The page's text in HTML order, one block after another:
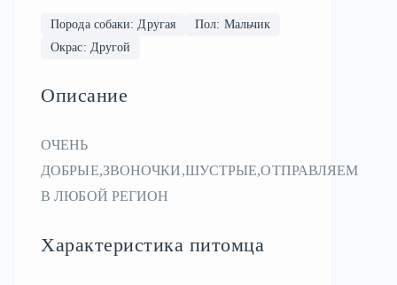
Порода собаки: Другая
Пол: Мальчик
Окрас: Другой
Описание
ОЧЕНЬ
ДОБРЫЕ,ЗВОНОЧКИ,ШУСТРЫЕ,ОТПРАВЛЯЕМ
В ЛЮБОЙ РЕГИОН
Характеристика питомца